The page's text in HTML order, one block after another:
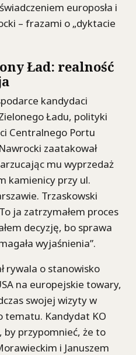
europosła i
– frazami o „dyktacie
Ład: realność
kandydaci
Ładu, polityki
Centralnego Portu
zaatakował
mu wyprzedaż
kamienicy przy ul.
Trzaskowski
ja zatrzymałem proces
decyzję, bo sprawa
wyjaśnienia”.
rywala o stanowisko
na europejskie towary,
swojej wizyty w
tematu. Kandydat KO
przypomnieć, że to
i Januszem